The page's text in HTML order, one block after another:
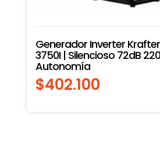
Generador Inverter Krafter
3750I | Silencioso 72dB
Autonomía
$402.100